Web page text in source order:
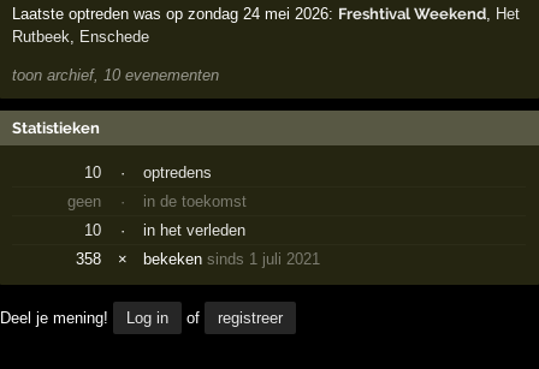
Laatste optreden was op zondag 24 mei 2026: Freshtival Weekend
Het
Rutbeek
Enschede
toon archief, 10 evenementen
Statistieken
10 ·
optredens
geen
·
in de toekomst
10
·
in het verleden
358
× bekekensinds 1 juli 2021
Deel je mening! Log in of registreer